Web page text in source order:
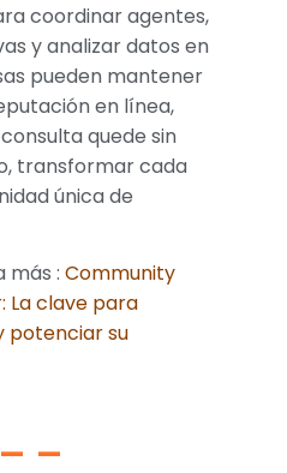
coordinar agentes,
y analizar datos en
pueden mantener
en línea,
quede sin
transformar cada
única de
más : Community
La clave para
potenciar su